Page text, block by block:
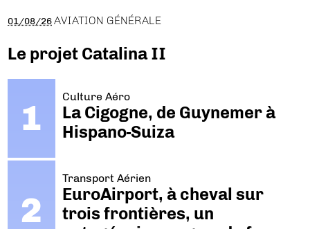
01/08/26 AVIATION GÉNÉRALE
Le projet Catalina II
Culture Aéro
La Cigogne, de Guynemer à
Hispano-Suiza
Transport Aérien
EuroAirport, à cheval sur
trois frontières, un